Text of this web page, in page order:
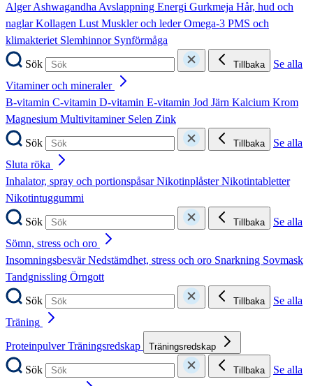
AlgerAshwagandhaAvslappning Energi Gurkmeja Hår, hud och
naglarKollagen LustMuskler och lederOmega-3 PMS och
klimakteriet Slemhinnor Synförmåga
Sök
Tillbaka
Se alla
Vitaminer och mineraler
B-vitamin C-vitamin D-vitamin E-vitamin Jod Järn Kalcium Krom
Magnesium Multivitaminer Selen Zink
Sök
Tillbaka
Se alla
Sluta röka
Inhalator, spray och portionspåsarNikotinplåsterNikotintabletter
Nikotintuggummi
Sök
Tillbaka
Se alla
Sömn, stress och oro
InsomningsbesvärNedstämdhet, stress och oro Snarkning Sovmask
Tandgnissling Örngott
Sök
Tillbaka
Se alla
Träning
ProteinpulverTräningsredskap Träningsredskap
Sök Tillbaka
Se alla